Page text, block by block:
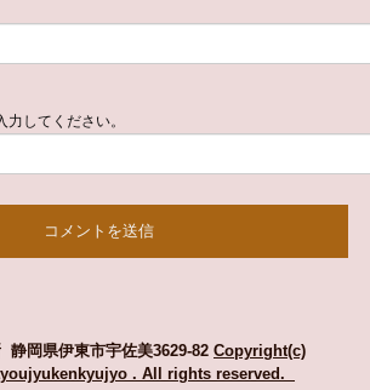
してください。
静岡県伊東市宇佐美3629-82 Copyright(c)
. All rights reserved.